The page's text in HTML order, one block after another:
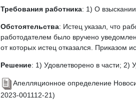
Требования работника: 1) О
Обстоятельства: Истец указал, что
работодателем было вручено
от которых истец отказался. Приказом
Решение: 1) Удовлетворено в части; 2)
Апелляционное определение
2023-001112-21)